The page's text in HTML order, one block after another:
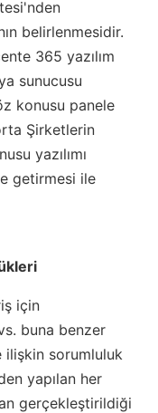
belirlenmesidir.
365 yazılım
sunucusu
konusu panele
Şirketlerin
yazılımı
getirmesi ile
için
buna benzer
ilişkin sorumluluk
yapılan her
gerçekleştirildiği